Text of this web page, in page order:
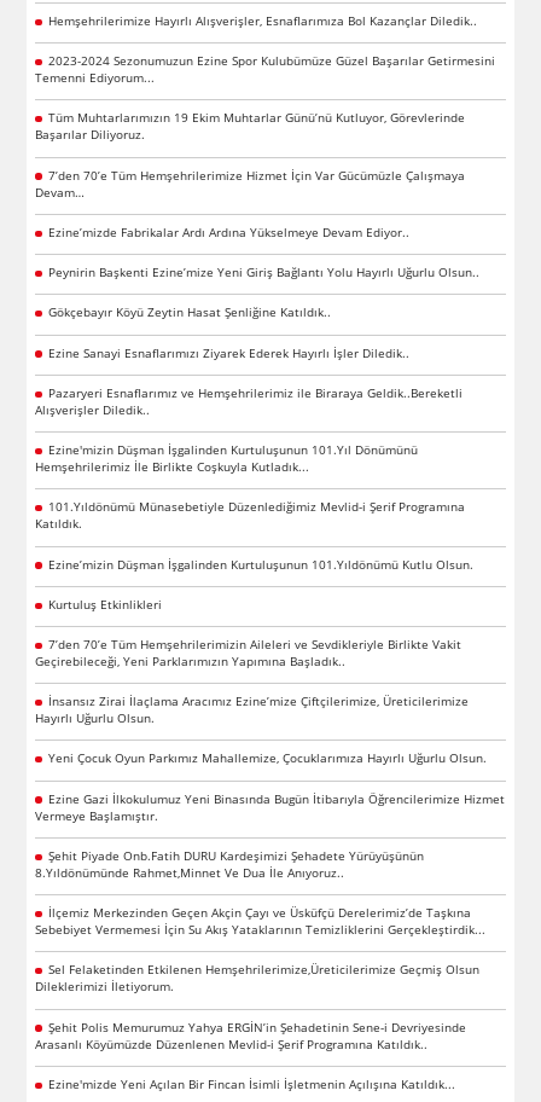
Hemşehrilerimize Hayırlı Alışverişler, Esnaflarımıza Bol Kazançlar Diledik..
2023-2024 Sezonumuzun Ezine Spor Kulubümüze Güzel Başarılar Getirmesini
Temenni Ediyorum...
Tüm Muhtarlarımızın 19 Ekim Muhtarlar Günü’nü Kutluyor, Görevlerinde
Başarılar Diliyoruz.
7’den 70’e Tüm Hemşehrilerimize Hizmet İçin Var Gücümüzle Çalışmaya
Devam…
Ezine’mizde Fabrikalar Ardı Ardına Yükselmeye Devam Ediyor..
Peynirin Başkenti Ezine’mize Yeni Giriş Bağlantı Yolu Hayırlı Uğurlu Olsun..
Gökçebayır Köyü Zeytin Hasat Şenliğine Katıldık..
Ezine Sanayi Esnaflarımızı Ziyarek Ederek Hayırlı İşler Diledik..
Pazaryeri Esnaflarımız ve Hemşehrilerimiz ile Biraraya Geldik..Bereketli
Alışverişler Diledik..
Ezine'mizin Düşman İşgalinden Kurtuluşunun 101.Yıl Dönümünü
Hemşehrilerimiz İle Birlikte Coşkuyla Kutladık...
101.Yıldönümü Münasebetiyle Düzenlediğimiz Mevlid-i Şerif Programına
Katıldık.
Ezine’mizin Düşman İşgalinden Kurtuluşunun 101.Yıldönümü Kutlu Olsun.
Kurtuluş Etkinlikleri
7’den 70’e Tüm Hemşehrilerimizin Aileleri ve Sevdikleriyle Birlikte Vakit
Geçirebileceği, Yeni Parklarımızın Yapımına Başladık..
İnsansız Zirai İlaçlama Aracımız Ezine’mize Çiftçilerimize, Üreticilerimize
Hayırlı Uğurlu Olsun.
Yeni Çocuk Oyun Parkımız Mahallemize, Çocuklarımıza Hayırlı Uğurlu Olsun.
Ezine Gazi İlkokulumuz Yeni Binasında Bugün İtibarıyla Öğrencilerimize Hizmet
Vermeye Başlamıştır.
Şehit Piyade Onb.Fatih DURU Kardeşimizi Şehadete Yürüyüşünün
8.Yıldönümünde Rahmet,Minnet Ve Dua İle Anıyoruz..
İlçemiz Merkezinden Geçen Akçin Çayı ve Üsküfçü Derelerimiz’de Taşkına
Sebebiyet Vermemesi İçin Su Akış Yataklarının Temizliklerini Gerçekleştirdik...
Sel Felaketinden Etkilenen Hemşehrilerimize,Üreticilerimize Geçmiş Olsun
Dileklerimizi İletiyorum.
Şehit Polis Memurumuz Yahya ERGİN’in Şehadetinin Sene-i Devriyesinde
Arasanlı Köyümüzde Düzenlenen Mevlid-i Şerif Programına Katıldık..
Ezine'mizde Yeni Açılan Bir Fincan İsimli İşletmenin Açılışına Katıldık...